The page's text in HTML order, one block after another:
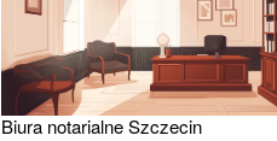
Biura notarialne Szczecin